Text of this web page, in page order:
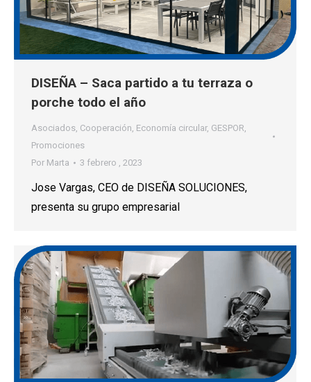
DISEÑA – Saca partido a tu terraza o
porche todo el año
Asociados, Cooperación, Economía circular, GESPOR,
Promociones
Por Marta 3 febrero , 2023
Jose Vargas, CEO de DISEÑA SOLUCIONES,
presenta su grupo empresarial